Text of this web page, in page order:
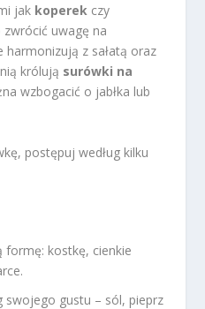
jak koperek czy
uwagę na
harmonizują z sałatą oraz
królują surówki na
wzbogacić o jabłka lub
postępuj według kilku
kostkę, cienkie
swojego gustu – sól, pieprz